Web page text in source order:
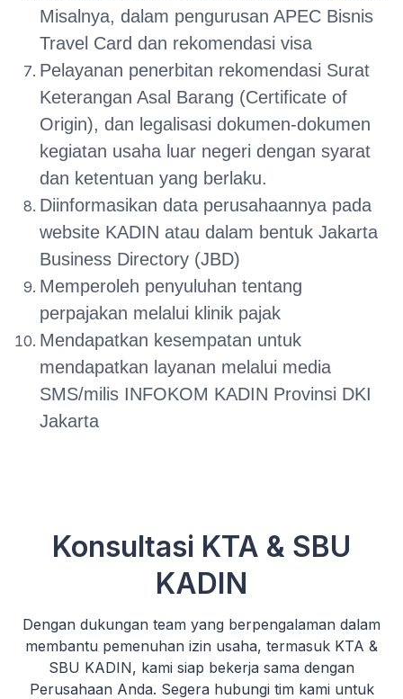
Misalnya, dalam pengurusan APEC Bisnis
Travel Card dan rekomendasi visa
Pelayanan penerbitan rekomendasi Surat
Keterangan Asal Barang (Certificate of
Origin), dan legalisasi dokumen-dokumen
kegiatan usaha luar negeri dengan syarat
dan ketentuan yang berlaku.
Diinformasikan data perusahaannya pada
website KADIN atau dalam bentuk Jakarta
Business Directory (JBD)
Memperoleh penyuluhan tentang
perpajakan melalui klinik pajak
Mendapatkan kesempatan untuk
mendapatkan layanan melalui media
SMS/milis INFOKOM KADIN Provinsi DKI
Jakarta
Konsultasi KTA & SBU
KADIN
Dengan dukungan team yang berpengalaman dalam
membantu pemenuhan izin usaha, termasuk KTA &
SBU KADIN, kami siap bekerja sama dengan
Perusahaan Anda. Segera hubungi tim kami untuk